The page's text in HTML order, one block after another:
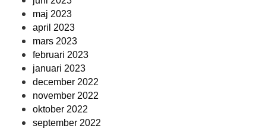
maj 2023
april 2023
mars 2023
februari 2023
januari 2023
december 2022
november 2022
oktober 2022
september 2022